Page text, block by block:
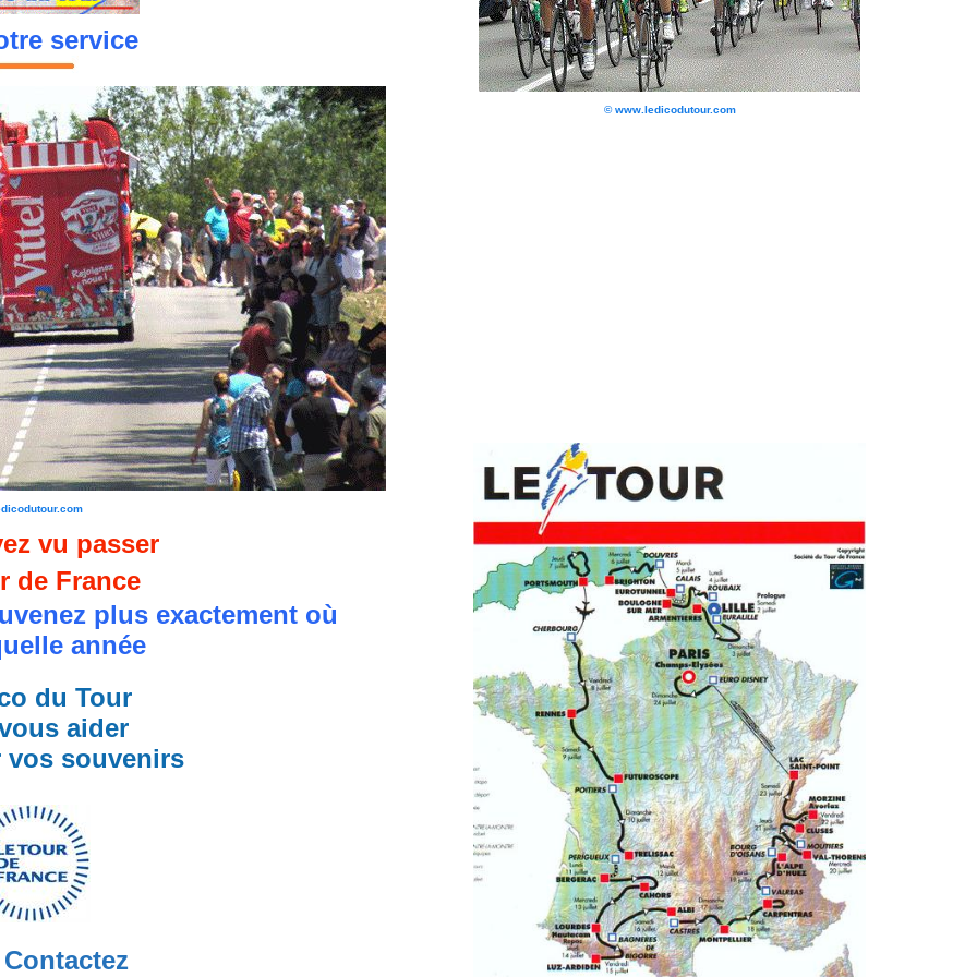
service
vu passer
de France
plus exactement où
année
du Tour
aider
vos souvenirs
© www.ledicodutour.com